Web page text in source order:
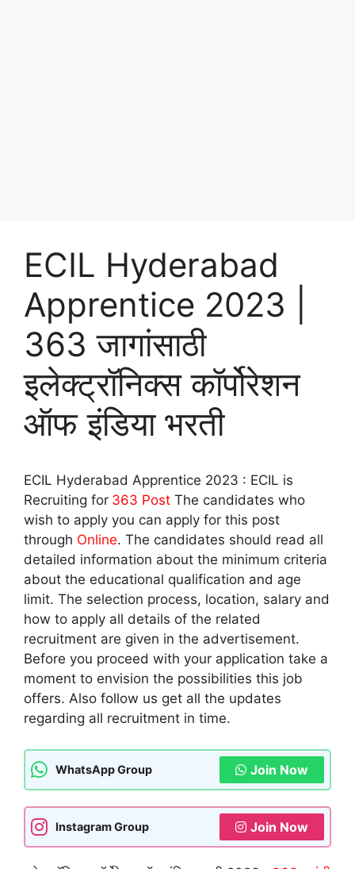
ECIL Hyderabad
Apprentice 2023 |
363 जागांसाठी
इलेक्ट्रॉनिक्स कॉर्पोरेशन
ऑफ इंडिया भरती
ECIL Hyderabad Apprentice 2023 : ECIL is
Recruiting for 363 Post The candidates who
wish to apply you can apply for this post
through Online. The candidates should read all
detailed information about the minimum criteria
about the educational qualification and age
limit. The selection process, location, salary and
how to apply all details of the related
recruitment are given in the advertisement.
Before you proceed with your application take a
moment to envision the possibilities this job
offers. Also follow us get all the updates
regarding all recruitment in time.
WhatsApp Group Join Now
Instagram Group Join Now